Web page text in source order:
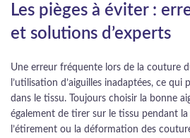
Les pièges à éviter :
et solutions d’experts
Une erreur fréquente lors de la couture
l’utilisation d’aiguilles inadaptées, ce
dans le tissu. Toujours choisir la bonne
également de tirer sur le tissu pendant
l’étirement ou la déformation des